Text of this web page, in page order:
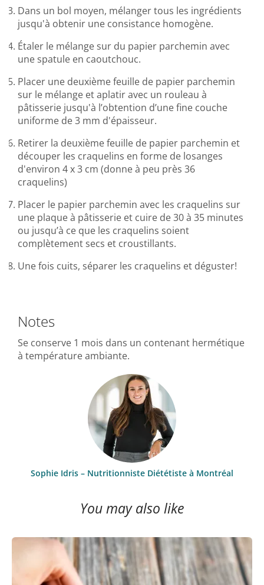
Dans un bol moyen, mélanger tous les ingrédients
jusqu'à obtenir une consistance homogène.
Étaler le mélange sur du papier parchemin avec
une spatule en caoutchouc.
Placer une deuxième feuille de papier parchemin
sur le mélange et aplatir avec un rouleau à
pâtisserie jusqu'à l’obtention d’une fine couche
uniforme de 3 mm d'épaisseur.
Retirer la deuxième feuille de papier parchemin et
découper les craquelins en forme de losanges
d'environ 4 x 3 cm (donne à peu près 36
craquelins)
Placer le papier parchemin avec les craquelins sur
une plaque à pâtisserie et cuire de 30 à 35 minutes
ou jusqu’à ce que les craquelins soient
complètement secs et croustillants.
Une fois cuits, séparer les craquelins et déguster!
Notes
Se conserve 1 mois dans un contenant hermétique
à température ambiante.
Sophie Idris – Nutritionniste Diététiste à Montréal
You may also like